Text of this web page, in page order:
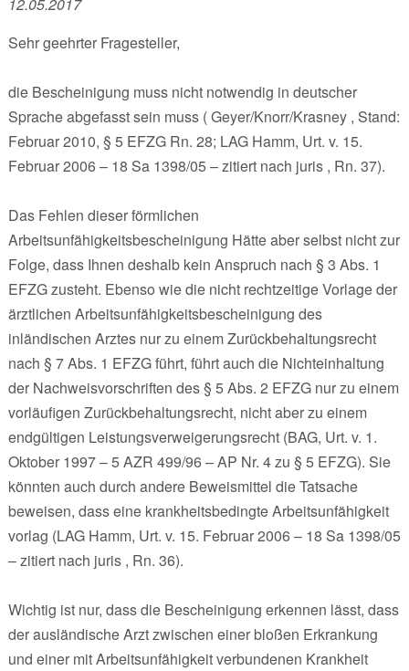
Sehr geehrter Fragesteller,
die Bescheinigung muss nicht notwendig in deutscher
Sprache abgefasst sein muss ( Geyer/Knorr/Krasney , Stand:
Februar 2010, § 5 EFZG Rn. 28; LAG Hamm, Urt. v. 15.
Februar 2006 – 18 Sa 1398/05 – zitiert nach juris , Rn. 37).
Das Fehlen dieser förmlichen
Arbeitsunfähigkeitsbescheinigung Hätte aber selbst nicht zur
Folge, dass Ihnen deshalb kein Anspruch nach § 3 Abs. 1
EFZG zusteht. Ebenso wie die nicht rechtzeitige Vorlage der
ärztlichen Arbeitsunfähigkeitsbescheinigung des
inländischen Arztes nur zu einem Zurückbehaltungsrecht
nach § 7 Abs. 1 EFZG führt, führt auch die Nichteinhaltung
der Nachweisvorschriften des § 5 Abs. 2 EFZG nur zu einem
vorläufigen Zurückbehaltungsrecht, nicht aber zu einem
endgültigen Leistungsverweigerungsrecht (BAG, Urt. v. 1.
Oktober 1997 – 5 AZR 499/96 – AP Nr. 4 zu § 5 EFZG). Sie
könnten auch durch andere Beweismittel die Tatsache
beweisen, dass eine krankheitsbedingte Arbeitsunfähigkeit
vorlag (LAG Hamm, Urt. v. 15. Februar 2006 – 18 Sa 1398/05
– zitiert nach juris , Rn. 36).
Wichtig ist nur, dass die Bescheinigung erkennen lässt, dass
der ausländische Arzt zwischen einer bloßen Erkrankung
und einer mit Arbeitsunfähigkeit verbundenen Krankheit